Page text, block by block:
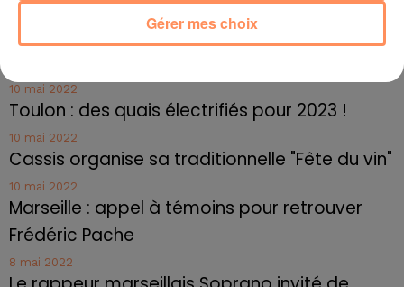
Le cocholed pour jouer à la pétanque
10 mai 2022
Toulon : des quais électrifiés pour 2023 !
10 mai 2022
Cassis organise sa traditionnelle "Fête du vin"
10 mai 2022
Marseille : appel à témoins pour retrouver
Frédéric Pache
8 mai 2022
Gérer mes choix